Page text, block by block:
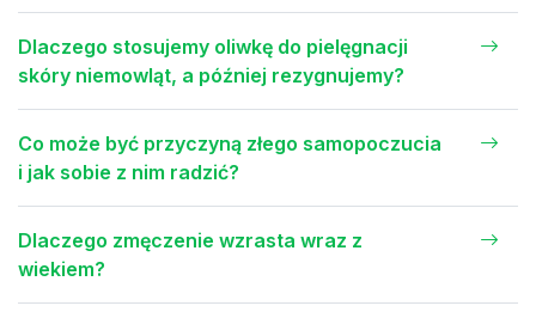
Dlaczego stosujemy oliwkę do pielęgnacji
skóry niemowląt, a później rezygnujemy?
Co może być przyczyną złego samopoczucia
i jak sobie z nim radzić?
Dlaczego zmęczenie wzrasta wraz z
wiekiem?